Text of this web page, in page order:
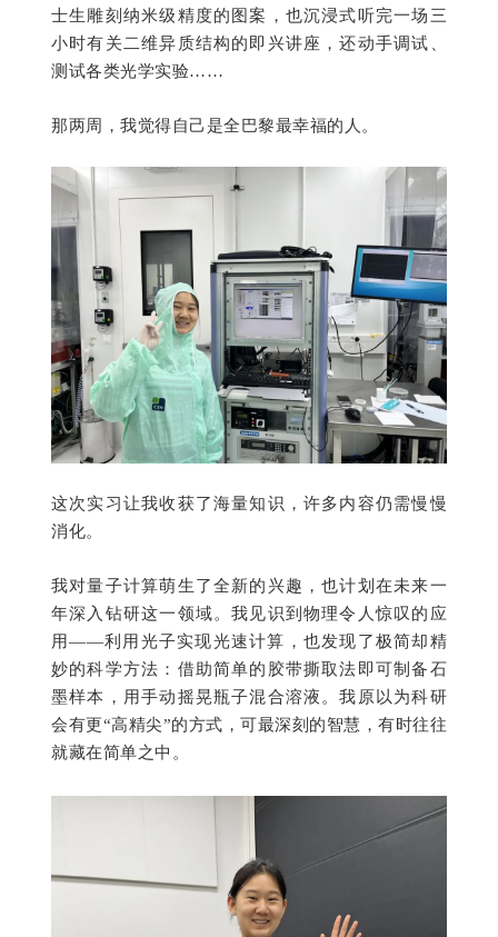
士生雕刻纳米级精度的图案，也沉浸式听完一场三
小时有关二维异质结构的即兴讲座，还动手调试、
测试各类光学实验……
那两周，我觉得自己是全巴黎最幸福的人。
这次实习让我收获了海量知识，许多内容仍需慢慢
消化。
我对量子计算萌生了全新的兴趣，也计划在未来一
年深入钻研这一领域。我见识到物理令人惊叹的应
用——利用光子实现光速计算，也发现了极简却精
妙的科学方法：借助简单的胶带撕取法即可制备石
墨样本，用手动摇晃瓶子混合溶液。我原以为科研
会有更“高精尖”的方式，可最深刻的智慧，有时往往
就藏在简单之中。